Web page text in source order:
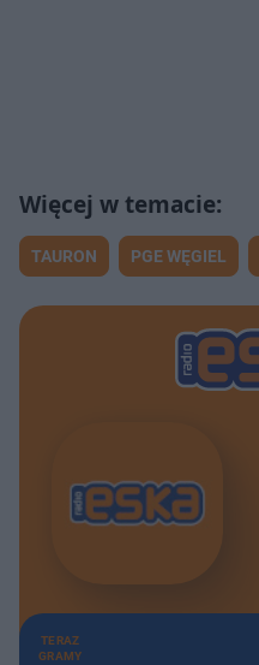
TAURON PGE WĘGIEL
TERAZ
GRAMY